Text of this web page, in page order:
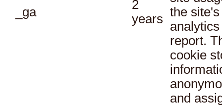
_ga
2
years the site's
analytics
report.
cookie
and